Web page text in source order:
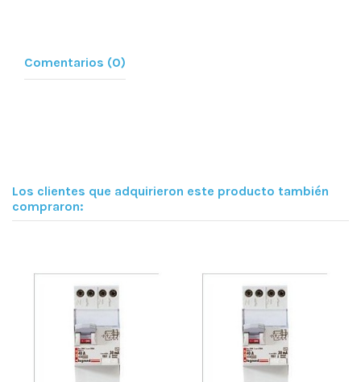
Comentarios (0)
Los clientes que adquirieron este producto también
compraron: